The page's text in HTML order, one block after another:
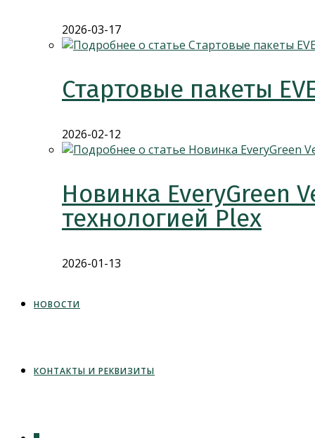
2026-03-17
Стартовые пакеты
2026-02-12
Новинка EveryGreen
технологией Plex
2026-01-13
НОВОСТИ
КОНТАКТЫ И РЕКВИЗИТЫ